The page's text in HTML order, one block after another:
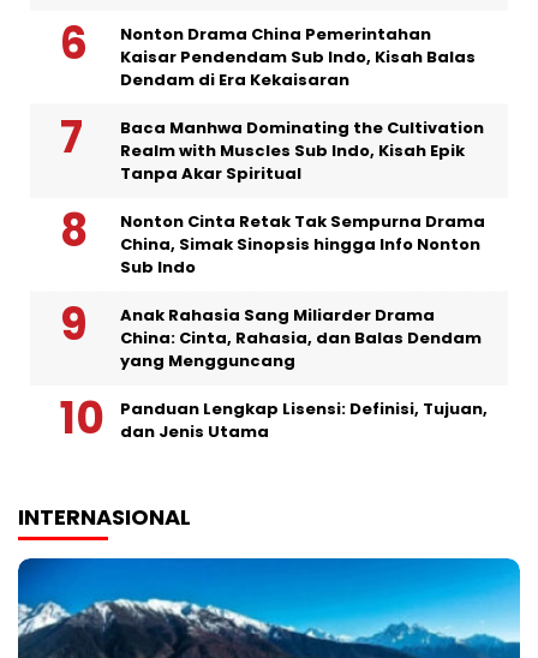
Nonton Drama China Pemerintahan
Kaisar Pendendam Sub Indo, Kisah Balas
Dendam di Era Kekaisaran
Baca Manhwa Dominating the Cultivation
Realm with Muscles Sub Indo, Kisah Epik
Tanpa Akar Spiritual
Nonton Cinta Retak Tak Sempurna Drama
China, Simak Sinopsis hingga Info Nonton
Sub Indo
Anak Rahasia Sang Miliarder Drama
China: Cinta, Rahasia, dan Balas Dendam
yang Mengguncang
Panduan Lengkap Lisensi: Definisi, Tujuan,
dan Jenis Utama
INTERNASIONAL